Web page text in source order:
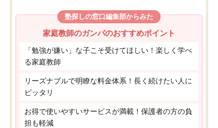
塾探しの窓口編集部からみた
家庭教師のガンバのおすすめポイント
「勉強が嫌い」な子こそ受けてほしい！楽しく学べ
る家庭教師
リーズナブルで明瞭な料金体系！長く続けたい人に
ピッタリ
お得で使いやすいサービスが満載！保護者の方の負
担も軽減